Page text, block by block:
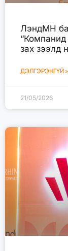
ЛэндМН
зах зээлд
ДЭЛГЭРЭНГҮЙ »
21/05/2026